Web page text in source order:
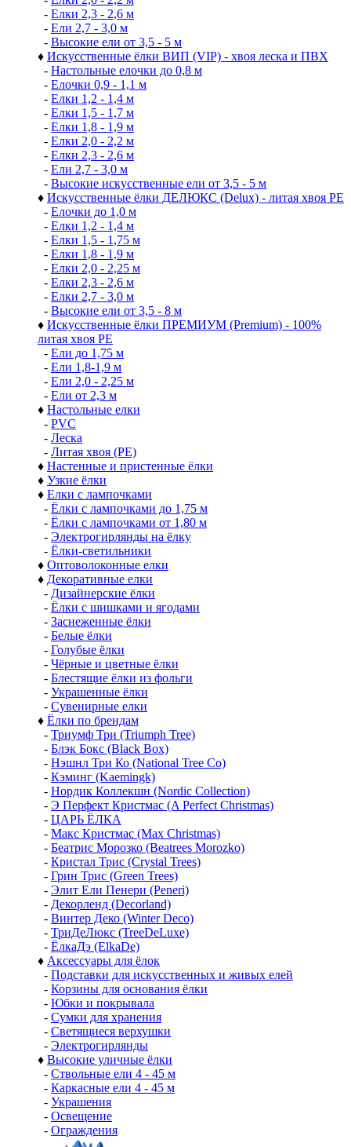
- Елки 2,3 - 2,6 м
- Ели 2,7 - 3,0 м
- Высокие ели от 3,5 - 5 м
♦ Искусственные ёлки ВИП (VIP) - хвоя леска и ПВХ
- Настольные елочки до 0,8 м
- Елочки 0,9 - 1,1 м
- Елки 1,2 - 1,4 м
- Елки 1,5 - 1,7 м
- Елки 1,8 - 1,9 м
- Елки 2,0 - 2,2 м
- Елки 2,3 - 2,6 м
- Ели 2,7 - 3,0 м
- Высокие искусственные ели от 3,5 - 5 м
♦ Искусственные ёлки ДЕЛЮКС (Delux) - литая хвоя РЕ
- Елочки до 1,0 м
- Елки 1,2 - 1,4 м
- Елки 1,5 - 1,75 м
- Елки 1,8 - 1,9 м
- Елки 2,0 - 2,25 м
- Елки 2,3 - 2,6 м
- Елки 2,7 - 3,0 м
- Высокие ели от 3,5 - 8 м
♦ Искусственные ёлки ПРЕМИУМ (Premium) - 100%
литая хвоя РЕ
- Ели до 1,75 м
- Ели 1,8-1,9 м
- Ели 2,0 - 2,25 м
- Ели от 2,3 м
♦ Настольные елки
- PVC
- Леска
- Литая хвоя (РЕ)
♦ Настенные и пристенные ёлки
♦ Узкие ёлки
♦ Елки с лампочками
- Ёлки с лампочками до 1,75 м
- Ёлки с лампочками от 1,80 м
- Электрогирлянды на ёлку
- Ёлки-светильники
♦ Оптоволоконные елки
♦ Декоративные елки
- Дизайнерские ёлки
- Ёлки с шишками и ягодами
- Заснеженные ёлки
- Белые ёлки
- Голубые ёлки
- Чёрные и цветные ёлки
- Блестящие ёлки из фольги
- Украшенные ёлки
- Сувенирные елки
♦ Ёлки по брендам
- Триумф Три (Triumph Tree)
- Блэк Бокс (Black Box)
- Нэшнл Три Ко (National Tree Co)
- Кэминг (Kaemingk)
- Нордик Коллекшн (Nordic Collection)
- Э Перфект Кристмас (A Perfect Christmas)
- ЦАРЬ ЁЛКА
- Макс Кристмас (Max Christmas)
- Беатрис Морозко (Beatrees Morozko)
- Кристал Трис (Crystal Trees)
- Грин Трис (Green Trees)
- Элит Ели Пенери (Peneri)
- Декорленд (Decorland)
- Винтер Деко (Winter Deco)
- ТриДеЛюкс (TreeDeLuxe)
- ЁлкаДэ (ElkaDe)
♦ Аксессуары для ёлок
- Подставки для искусственных и живых елей
- Корзины для основания ёлки
- Юбки и покрывала
- Сумки для хранения
- Светящиеся верхушки
- Электрогирлянды
♦ Высокие уличные ёлки
- Ствольные ели 4 - 45 м
- Каркасные ели 4 - 45 м
- Украшения
- Освещение
- Ограждения